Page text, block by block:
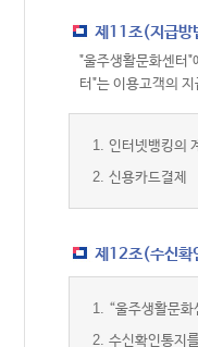
제11조(지급방
"울주생활문화센터"
터"는 이용고객의
1. 인터넷뱅킹의
2. 신용카드결제
제12조(수신확
1. “울주생활문
2. 수신확인통지